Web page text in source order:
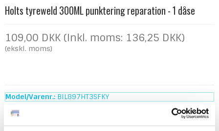
Holts tyreweld 300ML punktering reparation - 1 dåse
109,00 DKK (Inkl. moms: 136,25 DKK)
(ekskl. moms)
Model/Varenr.: BIL897HT3SFKY
Lagerstatus: